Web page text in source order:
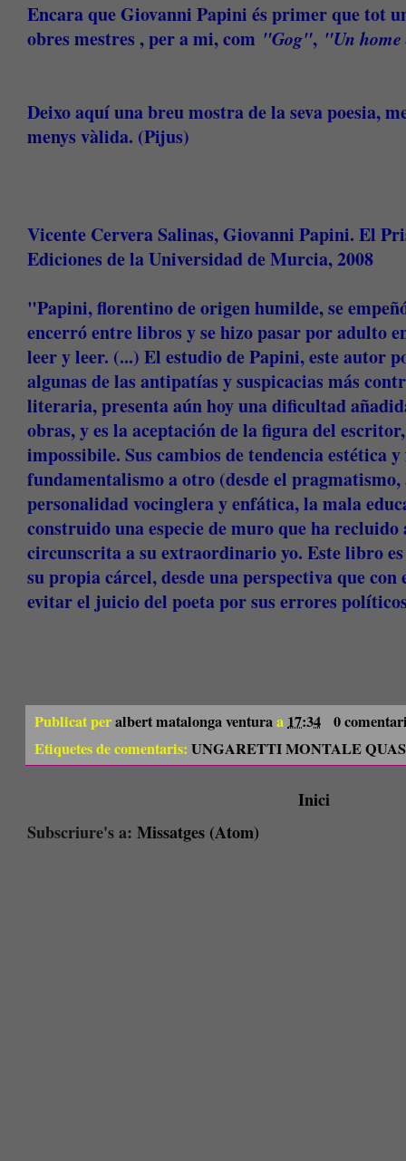
Encara que Giovanni Papini és primer que tot
obres mestres , per a mi, com "Gog", "Un
Deixo aquí una breu mostra de la seva poesia,
menys vàlida. (Pijus)
Vicente Cervera Salinas, Giovanni Papini. El
Ediciones de la Universidad de Murcia, 2008
"Papini, florentino de origen humilde, se
encerró entre libros y se hizo pasar por adulto
leer y leer. (...) El estudio de Papini, este autor
algunas de las antipatías y suspicacias más
literaria, presenta aún hoy una dificultad
obras, y es la aceptación de la figura del
impossibile. Sus cambios de tendencia estética
fundamentalismo a otro (desde el
personalidad vocinglera y enfática, la mala
construido una especie de muro que ha
circunscrita a su extraordinario yo. Este libro
su propia cárcel, desde una perspectiva que
evitar el juicio del poeta por sus errores
Publicat peralbert matalonga venturaa17:34 0
Etiquetes de comentaris: UNGARETTI MONTALE
Inici
Subscriure's a: Missatges (Atom)